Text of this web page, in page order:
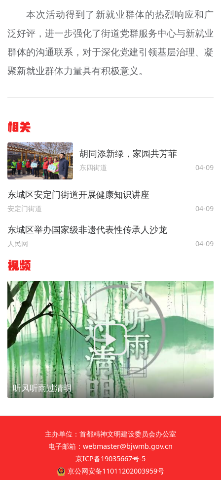
本次活动得到了新就业群体的热烈响应和广
泛好评，进一步强化了街道党群服务中心与新就业
群体的沟通联系，对于深化党建引领基层治理、凝
聚新就业群体力量具有积极意义。
相关
胡同添新绿，家园共芳菲
东四街道 04-09
东城区安定门街道开展健康知识讲座
安定门街道 04-09
东城区举办国家级非遗代表性传承人沙龙
人民网 04-09
视频
听风听雨过清明
主办单位：首都精神文明建设委员会办公室
电子邮箱：webmaster@bjwmb.gov.cn
京ICP备19035667号-5
京公网安备11011202003959号